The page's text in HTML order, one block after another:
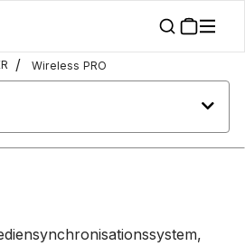
/ Wireless PRO